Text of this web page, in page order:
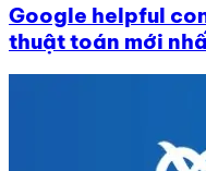
Google helpful
thuật toán mới